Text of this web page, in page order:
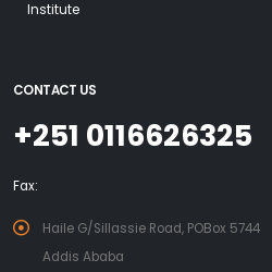
Institute
CONTACT US
+251 0116626325
Fax:
Haile G/Sillassie Road, POBox 5744
Addis Ababa